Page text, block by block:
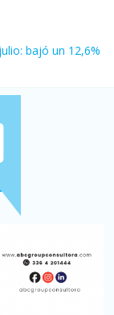
bajó un 12,6%
décadas y ya
el sector
consumo
el país, un 5,9%